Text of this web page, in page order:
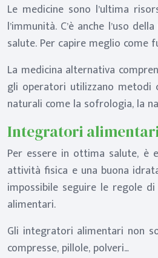
Le medicine sono l’ultima
l’immunità. C’è anche l’uso
salute. Per capire meglio come
La medicina alternativa
gli operatori utilizzano metodi
naturali come la sofrologia, la
Integratori
Per essere in ottima salute, è
attività fisica e una buona
impossibile seguire le regole
alimentari.
Gli integratori alimentari non
compresse, pillole, polveri…